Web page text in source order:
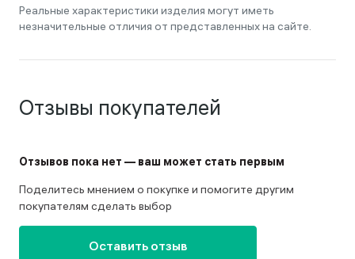
Реальные характеристики изделия могут иметь
незначительные отличия от представленных на сайте.
Отзывы покупателей
Отзывов пока нет — ваш может стать первым
Поделитесь мнением о покупке и помогите другим
покупателям сделать выбор
Оставить отзыв